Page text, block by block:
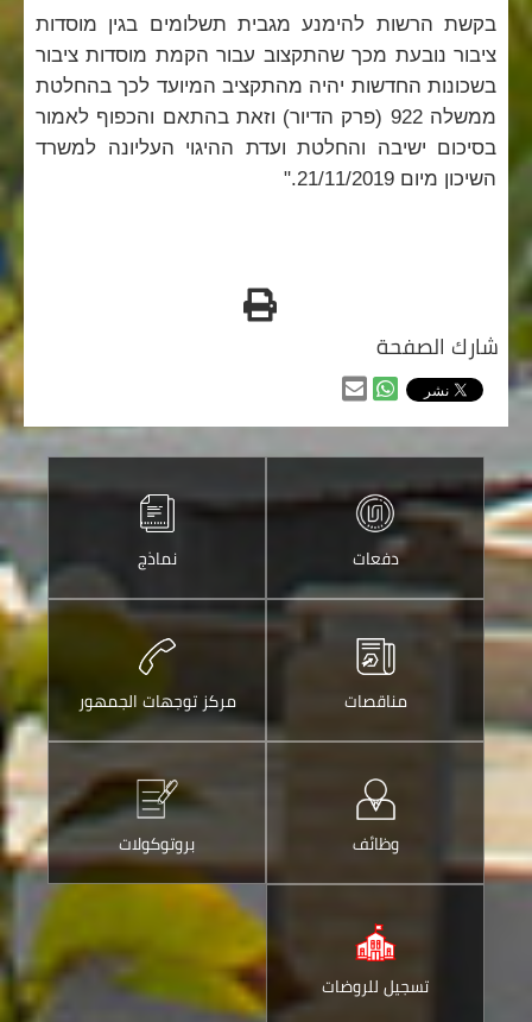
בקשת הרשות להימנע מגבית תשלומים בגין מוסדות
ציבור נובעת מכך שהתקצוב עבור הקמת מוסדות ציבור
בשכונות החדשות יהיה מהתקציב המיועד לכך בהחלטת
ממשלה 922 (פרק הדיור) וזאת בהתאם והכפוף לאמור
בסיכום ישיבה והחלטת ועדת ההיגוי העליונה למשרד
השיכון מיום 21/11/2019."
طباعه
شارك الصفحة
مشاركه
من
خلال
الواتس
اب
مشاركه
من
خلال
ارسالها
البريد
الالكتروني
دفعات نماذج
مناقصات مركز توجهات الجمهور
وظائف بروتوكولات
تسجيل للروضات